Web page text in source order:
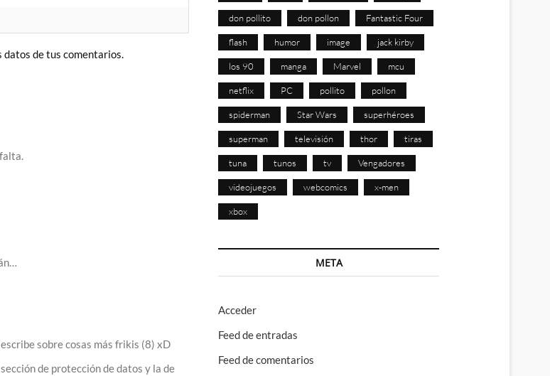
datos de tus comentarios.
sobre cosas más frikis (8) xD
de protección de datos y la de
don pollito don pollon Fantastic Four
flash humor image jack kirby
los 90 manga Marvel mcu
netflix PC pollito pollon
spiderman Star Wars superhéroes
superman televisión thor tiras
tuna tunos tv Vengadores
videojuegos webcomics x-men
xbox
META
Acceder
Feed de entradas
Feed de comentarios